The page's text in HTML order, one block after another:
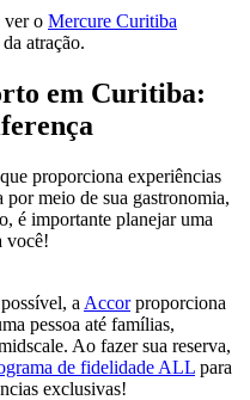
ver o Mercure Curitiba
atração.
em Curitiba:
proporciona experiências
por meio de sua gastronomia,
é importante planejar uma
você!
a Accorproporciona
pessoa até famílias,
Ao fazer sua reserva,
de fidelidade ALL para
exclusivas!